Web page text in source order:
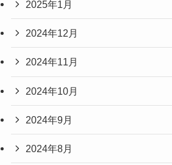
2025年1月
2024年12月
2024年11月
2024年10月
2024年9月
2024年8月